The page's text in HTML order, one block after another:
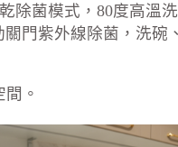
除菌模式，80度高溫
關門紫外線除菌，洗碗
。